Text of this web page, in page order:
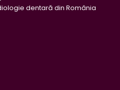
dentară din România